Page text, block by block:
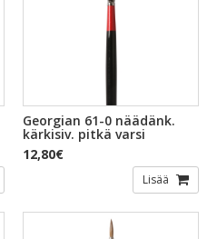
Georgian 61-0 näädänk.
kärkisiv. pitkä varsi
12,80€
Lisää